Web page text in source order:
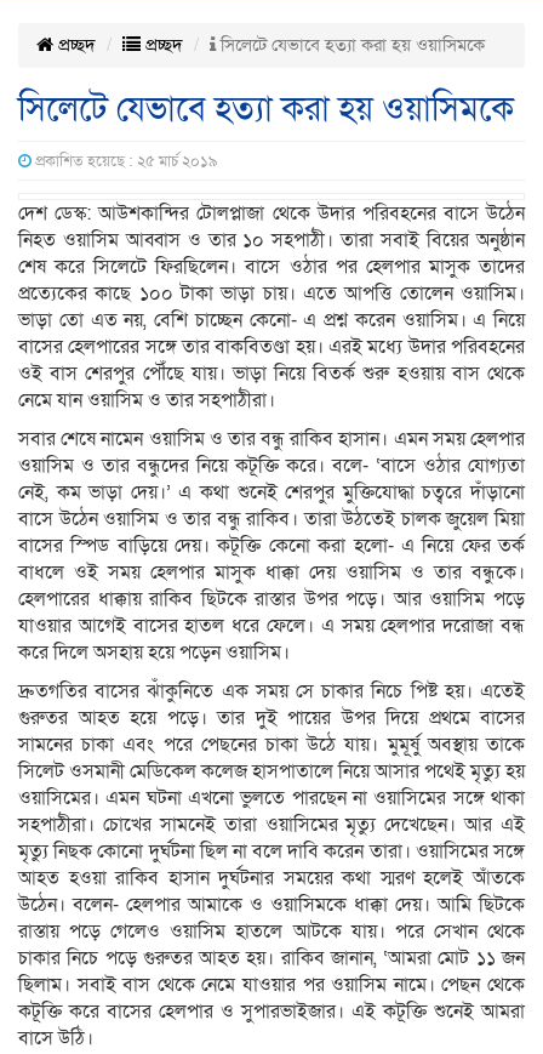
প্রচ্ছদ প্রচ্ছদ সিলেটে যেভাবে হত্যা করা হয় ওয়াসিমকে
সিলেটে যেভাবে হত্যা করা হয় ওয়াসিমকে
প্রকাশিত হয়েছে : ২৫ মার্চ ২০১৯
দেশ ডেস্ক: আউশকান্দির টোলপ্লাজা থেকে উদার পরিবহনের বাসে উঠেন
নিহত ওয়াসিম আব্বাস ও তার ১০ সহপাঠী। তারা সবাই বিয়ের অনুষ্ঠান
শেষ করে সিলেটে ফিরছিলেন। বাসে ওঠার পর হেলপার মাসুক তাদের
প্রত্যেকের কাছে ১০০ টাকা ভাড়া চায়। এতে আপত্তি তোলেন ওয়াসিম।
ভাড়া তো এত নয়, বেশি চাচ্ছেন কেনো- এ প্রশ্ন করেন ওয়াসিম। এ নিয়ে
বাসের হেলপারের সঙ্গে তার বাকবিতণ্ডা হয়। এরই মধ্যে উদার পরিবহনের
ওই বাস শেরপুর পৌঁছে যায়। ভাড়া নিয়ে বিতর্ক শুরু হওয়ায় বাস থেকে
নেমে যান ওয়াসিম ও তার সহপাঠীরা।
সবার শেষে নামেন ওয়াসিম ও তার বন্ধু রাকিব হাসান। এমন সময় হেলপার
ওয়াসিম ও তার বন্ধুদের নিয়ে কটূক্তি করে। বলে- ‘বাসে ওঠার যোগ্যতা
নেই, কম ভাড়া দেয়।’ এ কথা শুনেই শেরপুর মুক্তিযোদ্ধা চত্বরে দাঁড়ানো
বাসে উঠেন ওয়াসিম ও তার বন্ধু রাকিব। তারা উঠতেই চালক জুয়েল মিয়া
বাসের স্পিড বাড়িয়ে দেয়। কটূক্তি কেনো করা হলো- এ নিয়ে ফের তর্ক
বাধলে ওই সময় হেলপার মাসুক ধাক্কা দেয় ওয়াসিম ও তার বন্ধুকে।
হেলপারের ধাক্কায় রাকিব ছিটকে রাস্তার উপর পড়ে। আর ওয়াসিম পড়ে
যাওয়ার আগেই বাসের হাতল ধরে ফেলে। এ সময় হেলপার দরোজা বন্ধ
করে দিলে অসহায় হয়ে পড়েন ওয়াসিম।
দ্রুতগতির বাসের ঝাঁকুনিতে এক সময় সে চাকার নিচে পিষ্ট হয়। এতেই
গুরুতর আহত হয়ে পড়ে। তার দুই পায়ের উপর দিয়ে প্রথমে বাসের
সামনের চাকা এবং পরে পেছনের চাকা উঠে যায়। মুমূর্ষু অবস্থায় তাকে
সিলেট ওসমানী মেডিকেল কলেজ হাসপাতালে নিয়ে আসার পথেই মৃত্যু হয়
ওয়াসিমের। এমন ঘটনা এখনো ভুলতে পারছেন না ওয়াসিমের সঙ্গে থাকা
সহপাঠীরা। চোখের সামনেই তারা ওয়াসিমের মৃত্যু দেখেছেন। আর এই
মৃত্যু নিছক কোনো দুর্ঘটনা ছিল না বলে দাবি করেন তারা। ওয়াসিমের সঙ্গে
আহত হওয়া রাকিব হাসান দুর্ঘটনার সময়ের কথা স্মরণ হলেই আঁতকে
উঠেন। বলেন- হেলপার আমাকে ও ওয়াসিমকে ধাক্কা দেয়। আমি ছিটকে
রাস্তায় পড়ে গেলেও ওয়াসিম হাতলে আটকে যায়। পরে সেখান থেকে
চাকার নিচে পড়ে গুরুতর আহত হয়। রাকিব জানান, ‘আমরা মোট ১১ জন
ছিলাম। সবাই বাস থেকে নেমে যাওয়ার পর ওয়াসিম নামে। পেছন থেকে
কটূক্তি করে বাসের হেলপার ও সুপারভাইজার। এই কটূক্তি শুনেই আমরা
বাসে উঠি।